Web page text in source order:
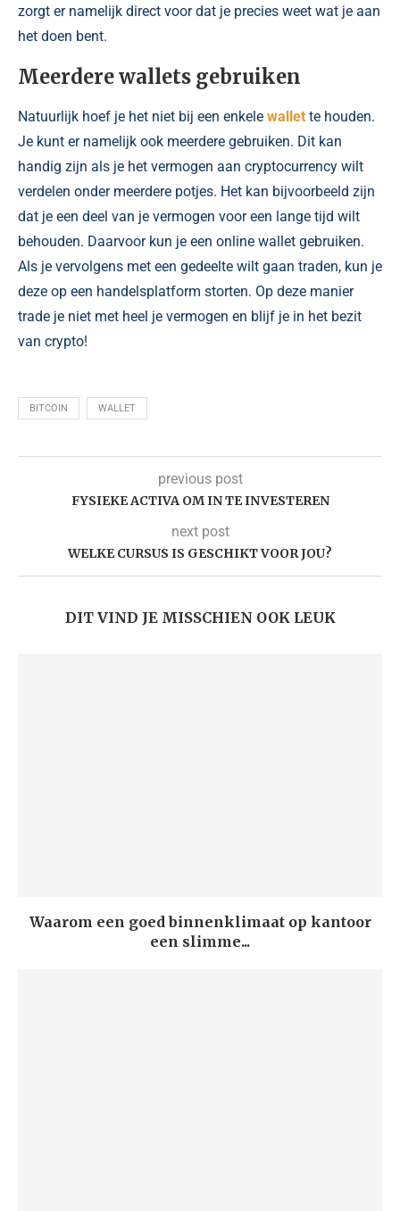
zorgt er namelijk direct voor dat je precies weet wat je aan
het doen bent.
Meerdere wallets gebruiken
Natuurlijk hoef je het niet bij een enkele wallet te houden.
Je kunt er namelijk ook meerdere gebruiken. Dit kan
handig zijn als je het vermogen aan cryptocurrency wilt
verdelen onder meerdere potjes. Het kan bijvoorbeeld zijn
dat je een deel van je vermogen voor een lange tijd wilt
behouden. Daarvoor kun je een online wallet gebruiken.
Als je vervolgens met een gedeelte wilt gaan traden, kun je
deze op een handelsplatform storten. Op deze manier
trade je niet met heel je vermogen en blijf je in het bezit
van crypto!
BITCOIN WALLET
previous post
FYSIEKE ACTIVA OM IN TE INVESTEREN
next post
WELKE CURSUS IS GESCHIKT VOOR JOU?
DIT VIND JE MISSCHIEN OOK LEUK
Waarom een goed binnenklimaat op kantoor
een slimme...